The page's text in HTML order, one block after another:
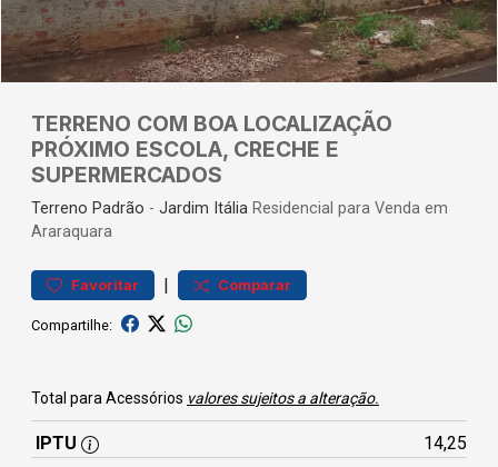
TERRENO COM BOA LOCALIZAÇÃO
PRÓXIMO ESCOLA, CRECHE E
SUPERMERCADOS
Terreno Padrão - Jardim Itália Residencial para Venda em
Araraquara
Favoritar | Comparar
Compartilhe:
Total para Acessórios valores sujeitos a alteração.
IPTU
14,25